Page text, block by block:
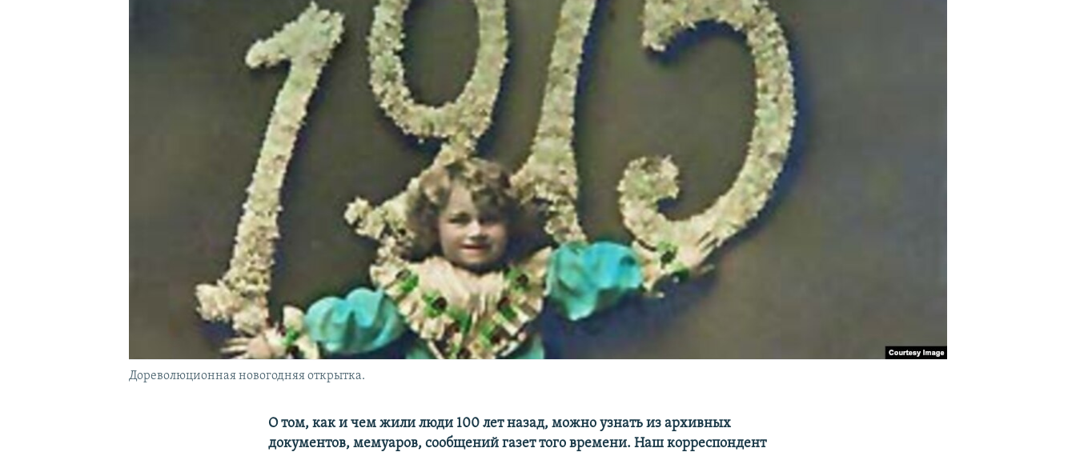
Дореволюционная новогодняя открытка.
О том, как и чем жили люди 100 лет назад, можно узнать из архивных
документов, мемуаров, сообщений газет того времени. Наш корреспондент